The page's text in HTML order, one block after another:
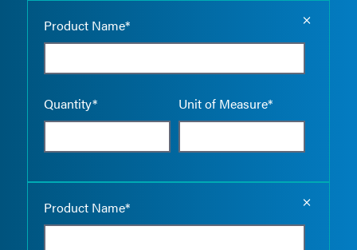
Product Name*
Quantity* Unit of Measure*
Product Name*